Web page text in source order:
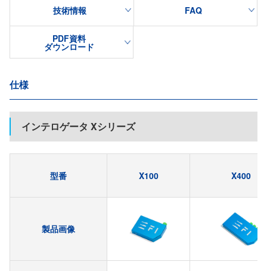
技術情報 FAQ
PDF資料
ダウンロード
仕様
インテロゲータ Xシリーズ
型番 X100 X400
製品画像